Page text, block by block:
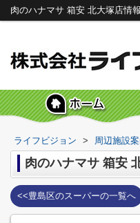
肉のハナマサ 箱安 北大塚店情
ライフビジョン > 周辺施設
肉のハナマサ 箱安
<<豊島区のスーパーの一覧へ